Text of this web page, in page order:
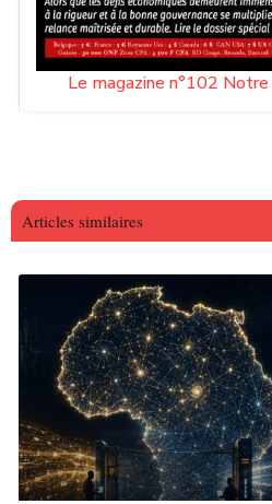
Le magazine n°102
Articles similaires